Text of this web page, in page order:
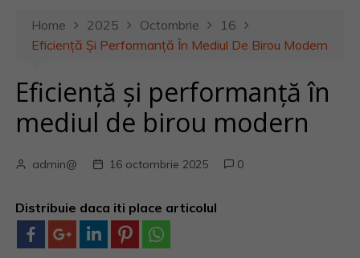
Home 2025 Octombrie
16
Eficiență Și Performanță În Mediul De Birou Modern
Eficiență și performanță în
mediul de birou modern
admin@ 16 octombrie 2025 0
Distribuie daca iti place articolul